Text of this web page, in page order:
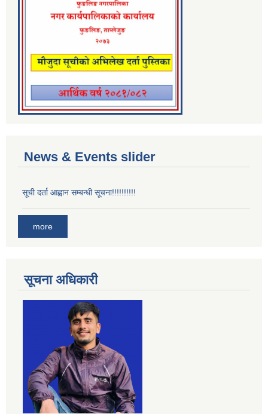
News & Events slider
सूची दर्ता आह्वान सम्बन्धी सूचना!!!!!!!!!!
more
सूचना अधिकारी